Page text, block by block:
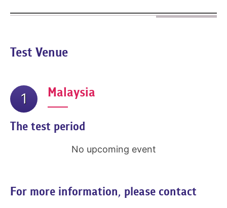
Test Venue
1 Malaysia
The test period
No upcoming event
For more information, please contact